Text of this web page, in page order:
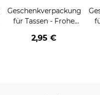
Geschenkverpackung
für Tassen - Frohe
HO HO - schwarz
2,95 €